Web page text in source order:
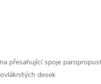
přesahující spoje
desek